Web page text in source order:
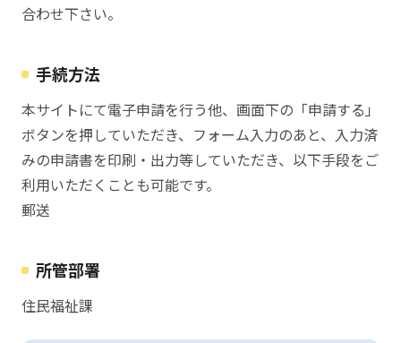
合わせ下さい。
手続方法
本サイトにて電子申請を行う他、画面下の「申請する」
ボタンを押していただき、フォーム入力のあと、入力済
みの申請書を印刷・出力等していただき、以下手段をご
利用いただくことも可能です。
郵送
所管部署
住民福祉課